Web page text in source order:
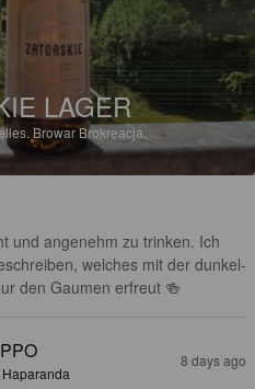
LAGER
Browar Brokreacja.
und angenehm zu trinken. Ich
welches mit der dunkel-
den Gaumen erfreut 🍻
8 days ago